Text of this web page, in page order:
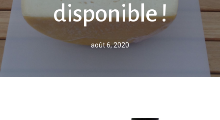
disponible !
août 6, 2020